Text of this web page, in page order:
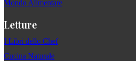
Mondo Alimentare
Letture
I Libri dello Chef
Cucina Naturale